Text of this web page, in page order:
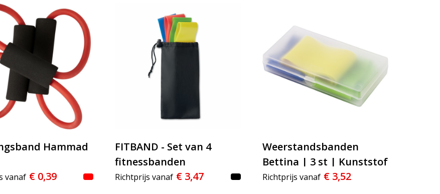
Hammad
vanaf € 0,39
FITBAND - Set van 4
fitnessbanden
Richtprijs vanaf € 3,47
Weerstandsbanden
Bettina | 3 st | Kunststof
koker
Richtprijs vanaf € 3,52